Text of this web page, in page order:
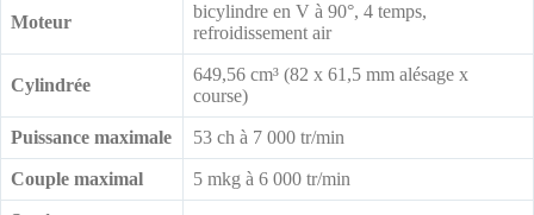
Moteur
bicylindre en V à 90°, 4 temps,
refroidissement air
Cylindrée
649,56 cm³ (82 x 61,5 mm alésage x
course)
Puissance maximale 53 ch à 7 000 tr/min
Couple maximal 5 mkg à 6 000 tr/min